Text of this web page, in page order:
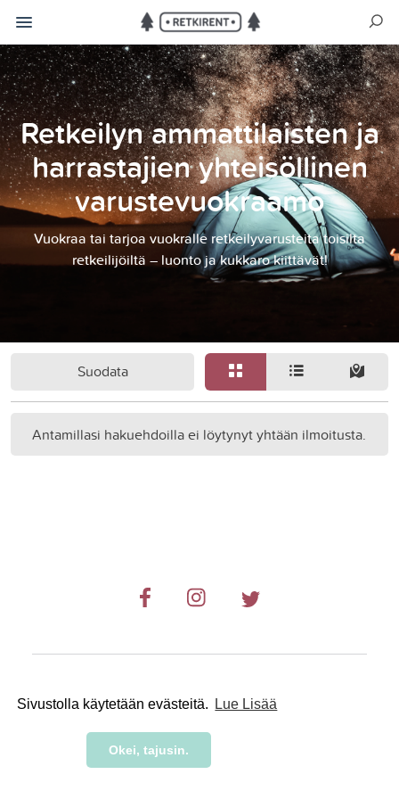
Sivustolla käytetään evästeitä. Lue Lisää
Okei, tajusin.
Retkeilyn ammattilaisten ja
harrastajien yhteisöllinen
varustevuokraamo
Vuokraa tai tarjoa vuokralle retkeilyvarusteita toisilta
retkeilijöiltä – luonto ja kukkaro kiittävät!
Suodata
Antamillasi hakuehdoilla ei löytynyt yhtään ilmoitusta.